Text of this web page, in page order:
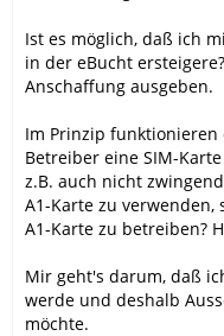
Ist es möglich, daß ich
in der eBucht
Anschaffung ausgeben.
Im Prinzip funktionieren
Betreiber eine SIM-
z.B. auch nicht
A1-Karte zu
A1-Karte zu betreiben?
Mir geht's darum, daß
werde und deshalb
möchte.